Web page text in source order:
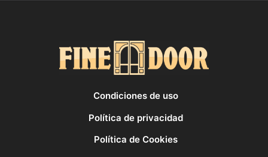
Condiciones de uso
Política de privacidad
Política de Cookies